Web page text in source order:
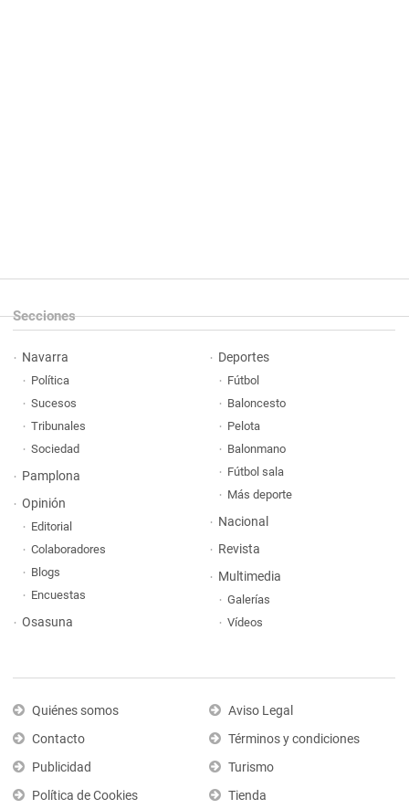
Secciones
Navarra
Política
Sucesos
Tribunales
Sociedad
Pamplona
Opinión
Editorial
Colaboradores
Blogs
Encuestas
Osasuna
Deportes
Fútbol
Baloncesto
Pelota
Balonmano
Fútbol sala
Más deporte
Nacional
Revista
Multimedia
Galerías
Vídeos
Quiénes somos
Contacto
Publicidad
Política de Cookies
Aviso Legal
Términos y condiciones
Turismo
Tienda